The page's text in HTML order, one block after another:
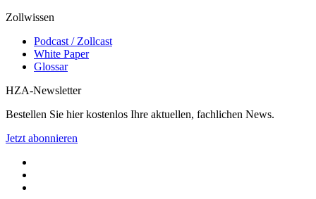
Zollwissen
Podcast / Zollcast
White Paper
Glossar
HZA-Newsletter
Bestellen Sie hier kostenlos Ihre aktuellen, fachlichen News.
Jetzt abonnieren